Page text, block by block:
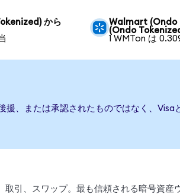
から
Walmart (Ondo
(Ondo
1 WMTon は
援、または承認されたものではなく、
引、スワップ。最も信頼される暗号資産